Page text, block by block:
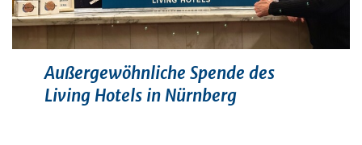
Außergewöhnliche Spende des
Living Hotels in Nürnberg